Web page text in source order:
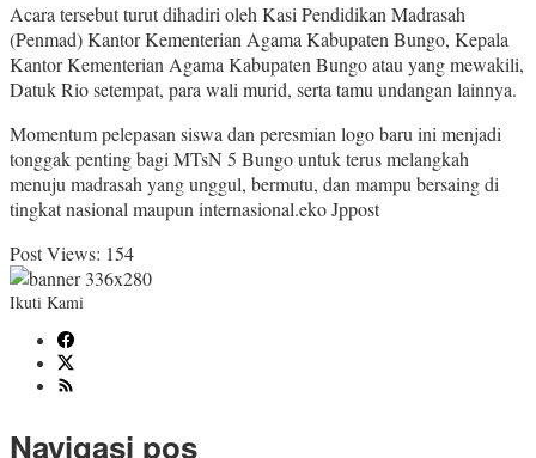
Acara tersebut turut dihadiri oleh Kasi Pendidikan Madrasah
(Penmad) Kantor Kementerian Agama Kabupaten Bungo, Kepala
Kantor Kementerian Agama Kabupaten Bungo atau yang mewakili,
Datuk Rio setempat, para wali murid, serta tamu undangan lainnya.
Momentum pelepasan siswa dan peresmian logo baru ini menjadi
tonggak penting bagi MTsN 5 Bungo untuk terus melangkah
menuju madrasah yang unggul, bermutu, dan mampu bersaing di
tingkat nasional maupun internasional.eko Jppost
Post Views: 154
Ikuti Kami
Navigasi pos